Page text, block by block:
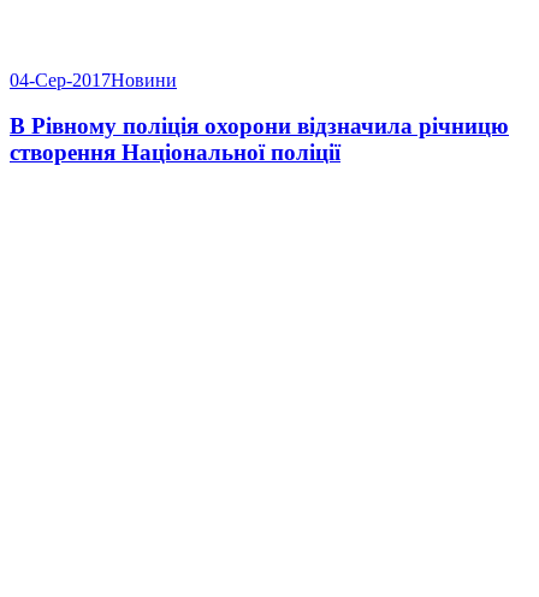
04-Сер-2017Новини
В Рівному поліція охорони відзначила річницю
створення Національної поліції